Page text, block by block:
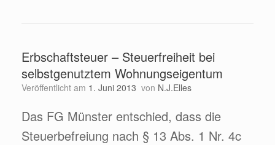
Erbschaftsteuer – Steuerfreiheit bei
selbstgenutztem Wohnungseigentum
Veröffentlicht am 1. Juni 2013 von N.J.Elles
Das FG Münster entschied, dass die
Steuerbefreiung nach § 13 Abs. 1 Nr. 4c